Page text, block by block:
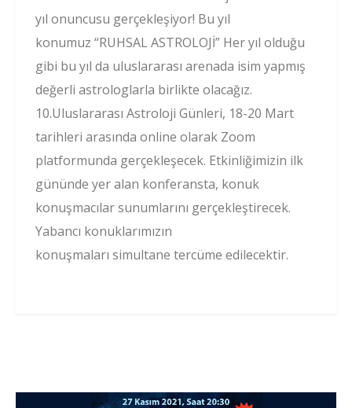
yıl onuncusu gerçekleşiyor! Bu yıl
konumuz “RUHSAL ASTROLOJİ” Her yıl olduğu
gibi bu yıl da uluslararası arenada isim yapmış
değerli astrologlarla birlikte olacağız.
10.Uluslararası Astroloji Günleri, 18-20 Mart
tarihleri arasında online olarak Zoom
platformunda gerçekleşecek. Etkinliğimizin ilk
gününde yer alan konferansta, konuk
konuşmacılar sunumlarını gerçekleştirecek.
Yabancı konuklarımızın
konuşmaları simultane tercüme edilecektir.